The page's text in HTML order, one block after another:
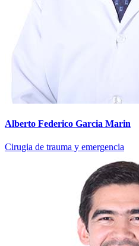
Alberto Federico Garcia Marin
Cirugia de trauma y emergencia